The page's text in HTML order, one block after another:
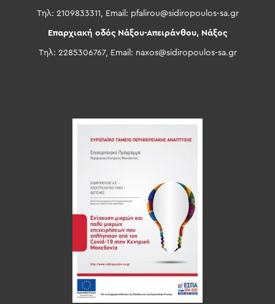
Τηλ: 2109833311, Email: pfalirou@sidiropoulos-sa.gr
Επαρχιακή οδός Νάξου-Απειράνθου, Νάξος
Τηλ: 2285306767, Email: naxos@sidiropoulos-sa.gr